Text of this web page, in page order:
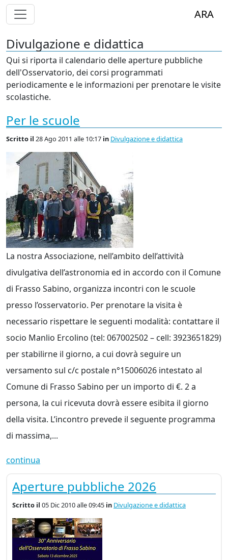
Alterna Visualizzazione Menù ARA
Divulgazione e didattica
Qui si riporta il calendario delle aperture pubbliche
dell'Osservatorio, dei corsi programmati
periodicamente e le informazioni per prenotare le visite
scolastiche.
Per le scuole
Scritto il 28 Ago 2011 alle 10:17 in Divulgazione e didattica
La nostra Associazione, nell’ambito dell’attività
divulgativa dell’astronomia ed in accordo con il Comune
di Frasso Sabino, organizza incontri con le scuole
presso l’osservatorio. Per prenotare la visita è
necessario rispettare le seguenti modalità: contattare il
socio Manlio Ercolino (tel: 067002502 – cell: 3923651829)
per stabilirne il giorno, a cui dovrà seguire un
versamento sul c/c postale n°15006026 intestato al
Comune di Frasso Sabino per un importo di €. 2 a
persona, la cui ricevuta dovrà essere esibita il giorno
della visita. L’incontro prevede il seguente programma
di massima,...
continua
Aperture pubbliche 2026
Scritto il 05 Dic 2010 alle 09:45 in Divulgazione e didattica